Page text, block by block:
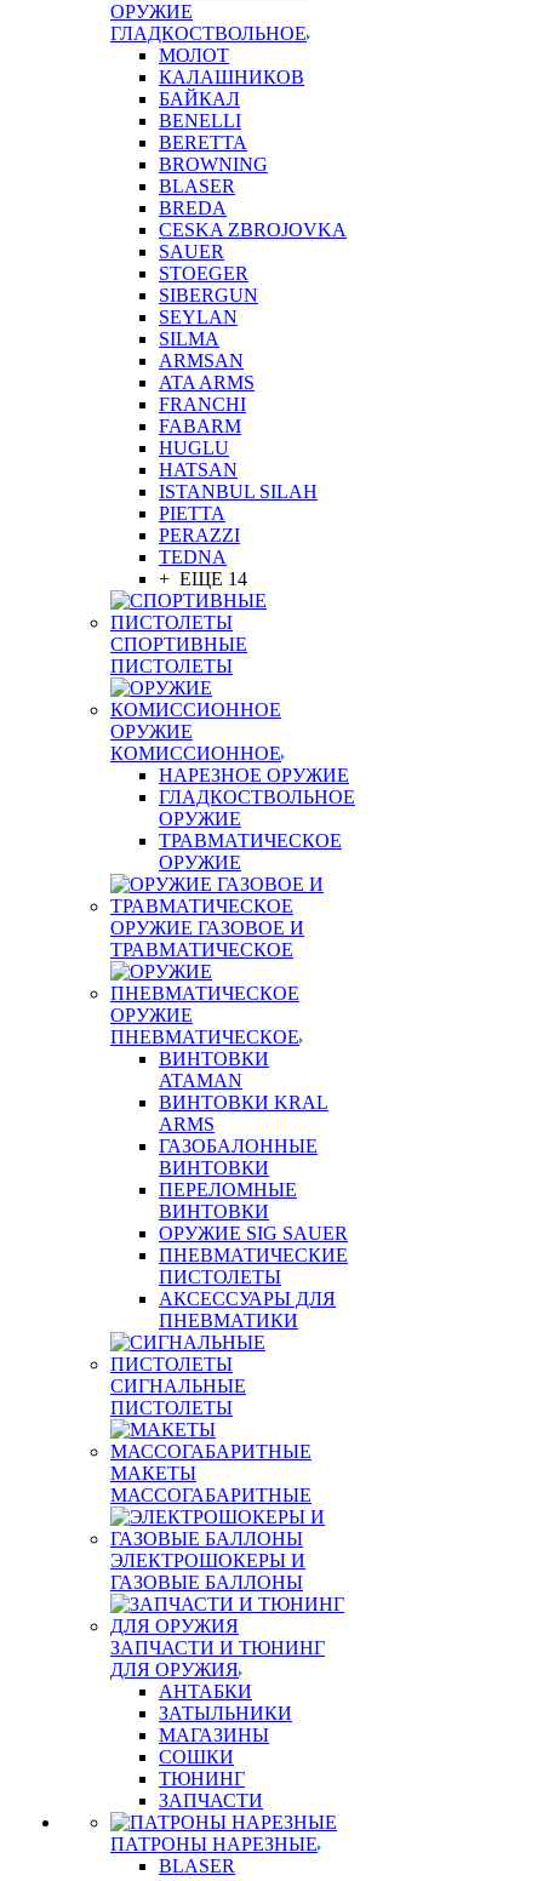
ОРУЖИЕ
ГЛАДКОСТВОЛЬНОЕ
МОЛОТ
КАЛАШНИКОВ
БАЙКАЛ
BENELLI
BERETTA
BROWNING
BLASER
BREDA
CESKA ZBROJOVKA
SAUER
STOEGER
SIBERGUN
SEYLAN
SILMA
ARMSAN
ATA ARMS
FRANCHI
FABARM
HUGLU
HATSAN
ISTANBUL SILAH
PIETTA
PERAZZI
TEDNA
+ ЕЩЕ 14
СПОРТИВНЫЕ
ПИСТОЛЕТЫ
ОРУЖИЕ
КОМИССИОННОЕ
НАРЕЗНОЕ ОРУЖИЕ
ГЛАДКОСТВОЛЬНОЕ
ОРУЖИЕ
ТРАВМАТИЧЕСКОЕ
ОРУЖИЕ
ОРУЖИЕ ГАЗОВОЕ И
ТРАВМАТИЧЕСКОЕ
ОРУЖИЕ
ПНЕВМАТИЧЕСКОЕ
ВИНТОВКИ
ATAMAN
ВИНТОВКИ KRAL
ARMS
ГАЗОБАЛОННЫЕ
ВИНТОВКИ
ПЕРЕЛОМНЫЕ
ВИНТОВКИ
ОРУЖИЕ SIG SAUER
ПНЕВМАТИЧЕСКИЕ
ПИСТОЛЕТЫ
АКСЕССУАРЫ ДЛЯ
ПНЕВМАТИКИ
СИГНАЛЬНЫЕ
ПИСТОЛЕТЫ
МАКЕТЫ
МАССОГАБАРИТНЫЕ
ЭЛЕКТРОШОКЕРЫ И
ГАЗОВЫЕ БАЛЛОНЫ
ЗАПЧАСТИ И ТЮНИНГ
ДЛЯ ОРУЖИЯ
АНТАБКИ
ЗАТЫЛЬНИКИ
МАГАЗИНЫ
СОШКИ
ТЮНИНГ
ЗАПЧАСТИ
ПАТРОНЫ НАРЕЗНЫЕ
BLASER